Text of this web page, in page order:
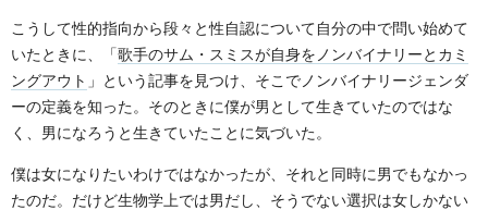
こうして性的指向から段々と性自認について自分の中で問い始めて
いたときに、「歌手のサム・スミスが自身をノンバイナリーとカミ
ングアウト 」という記事を見つけ、そこでノンバイナリージェンダ
ーの定義を知った。そのときに僕が男として生きていたのではな
く、男になろうと生きていたことに気づいた。
僕は女になりたいわけではなかったが、それと同時に男でもなかっ
たのだ。だけど生物学上では男だし、そうでない選択は女しかない